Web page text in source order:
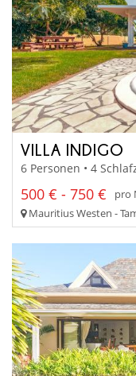
VILLA INDIGO
6 Personen • 4
500 € - 750 €
pro
Mauritius Westen -